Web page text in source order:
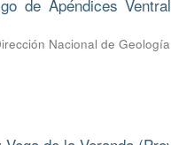
de Apéndices
Nacional de